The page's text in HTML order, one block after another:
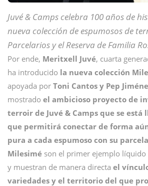
Juvé & Camps celebra 100 años de
nueva colección de espumosos de
Parcelarios y el Reserva de Familia
Por ende, Meritxell Juvé, cuarta
ha introducido la nueva colección
apoyada por Toni Cantos y Pep
mostrado el ambicioso proyecto de
terroir de Juvé & Camps que se está
que permitirá conectar de forma
pura a cada espumoso con su
Milesimé son el primer ejemplo líquido
y muestran de manera directa el
variedades y el territorio del que